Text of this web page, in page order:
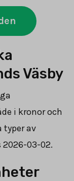
Väsby
i kronor och
typer av
03-02.